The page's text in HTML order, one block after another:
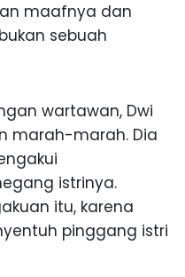
maafnya dan
sebuah
wartawan, Dwi
marah-marah. Dia
istrinya.
itu, karena
pinggang istri